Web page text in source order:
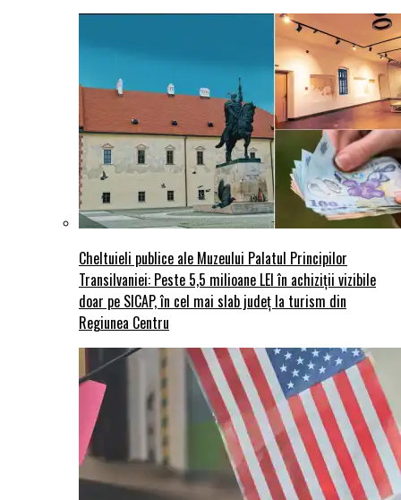
Cheltuieli publice ale Muzeului Palatul Principilor
Transilvaniei: Peste 5,5 milioane LEI în achiziții vizibile
doar pe SICAP, în cel mai slab județ la turism din
Regiunea Centru